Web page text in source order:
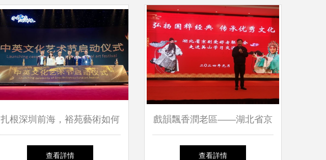
扎根深圳前海，裕苑藝術如何
構建中西文化溝通橋梁？
查看詳情
戲韻飄香潤老區——湖北省京
劇愛好者聯誼會走進英山四季
查看詳情